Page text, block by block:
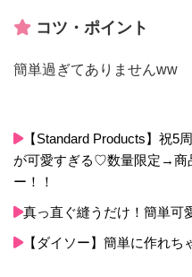
コツ・ポイント
簡単過ぎてありませんww
【Standard Products】祝5
が可愛すぎる♡数量限定→商
ー！！
真っ直ぐ縫うだけ！簡単可
【ダイソー】簡単に作れち